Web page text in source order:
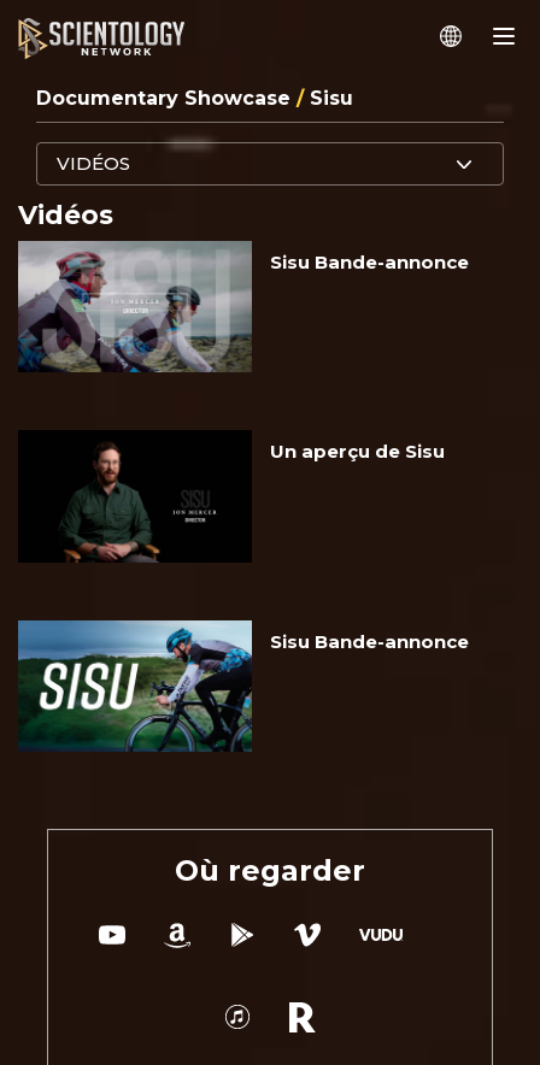
Documentary Showcase / Sisu
VIDÉOS
Vidéos
Sisu Bande-annonce
Un aperçu de Sisu
Sisu Bande-annonce
Où regarder